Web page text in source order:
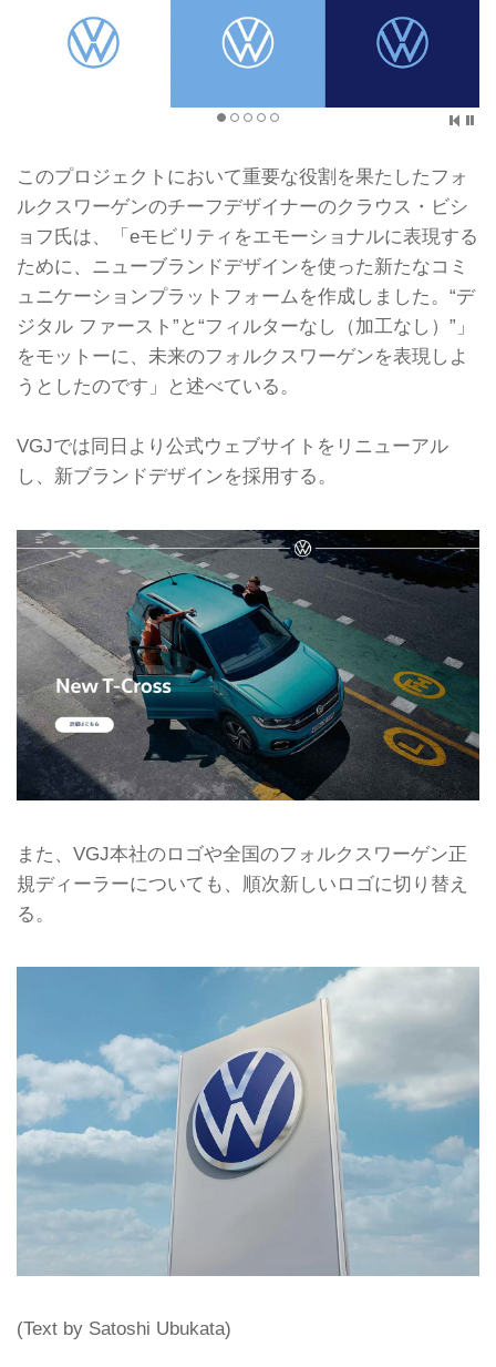
このプロジェクトにおいて重要な役割を果たしたフォ
ルクスワーゲンのチーフデザイナーのクラウス・ビシ
ョフ氏は、「eモビリティをエモーショナルに表現する
ために、ニューブランドデザインを使った新たなコミ
ュニケーションプラットフォームを作成しました。“デ
ジタル ファースト”と“フィルターなし（加工なし）”」
をモットーに、未来のフォルクスワーゲンを表現しよ
うとしたのです」と述べている。
VGJでは同日より公式ウェブサイトをリニューアル
し、新ブランドデザインを採用する。
また、VGJ本社のロゴや全国のフォルクスワーゲン正
規ディーラーについても、順次新しいロゴに切り替え
る。
(Text by Satoshi Ubukata)